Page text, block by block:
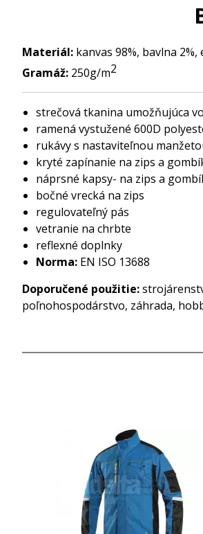
Materiál: kanvas 98%, bavlna 2%,
Gramáž: 250g/m2
strečová tkanina umožňujúca
ramená vystužené 600D
rukávy s nastaviteľnou
kryté zapínanie na zips a
náprsné kapsy- na zips a
bočné vrecká na zips
regulovateľný pás
vetranie na chrbte
reflexné doplnky
Norma: EN ISO 13688
Doporučené použitie:
poľnohospodárstvo, záhrada,